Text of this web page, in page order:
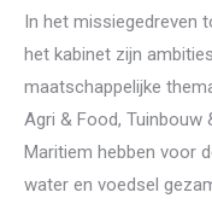
In het missiegedreven
het kabinet zijn
maatschappelijke
Agri & Food, Tuinbouw
Maritiem hebben voor
water en voedsel